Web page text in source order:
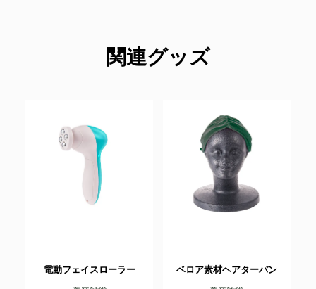
関連グッズ
電動フェイスローラー ベロア素材ヘアターバン